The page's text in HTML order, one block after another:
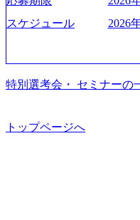
ながら自らプロダクト開
(希望者のみとなります) ●
います ● 平均年齢は35歳
ます ● インダストリー・ソリューションで区切られていな
い組織です(ワンプール制
ン八重洲 八重洲セントラ
援 ※その他新規事業や既
ョンの案件が多数 ● マネ
ケーション、成果物の品
う。プロジェクト全体の
ジニアからコンサルタン
た？ (https://
ジュアリー製品のパーソ
m/jp-ja/case-studies/
s://www.accenture.com/jp-ja/
ており社内で新しい事業
本経営をとっており、事
s/
0x644.webp レバレジーズ
kerdeck.com/leverages/
cai-yong-xiang-ke) 「働く
ps://melev.leverages.jp/)
「外国人留学生等受入環
スケジュール
2026
特別選考会・ セミナーの
トップページへ